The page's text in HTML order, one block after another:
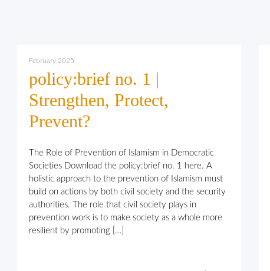
February 2025
policy:brief no. 1 |
Strengthen, Protect,
Prevent?
The Role of Prevention of Islamism in Democratic
Societies Download the policy:brief no. 1 here. A
holistic approach to the prevention of Islamism must
build on actions by both civil society and the security
authorities. The role that civil society plays in
prevention work is to make society as a whole more
resilient by promoting […]